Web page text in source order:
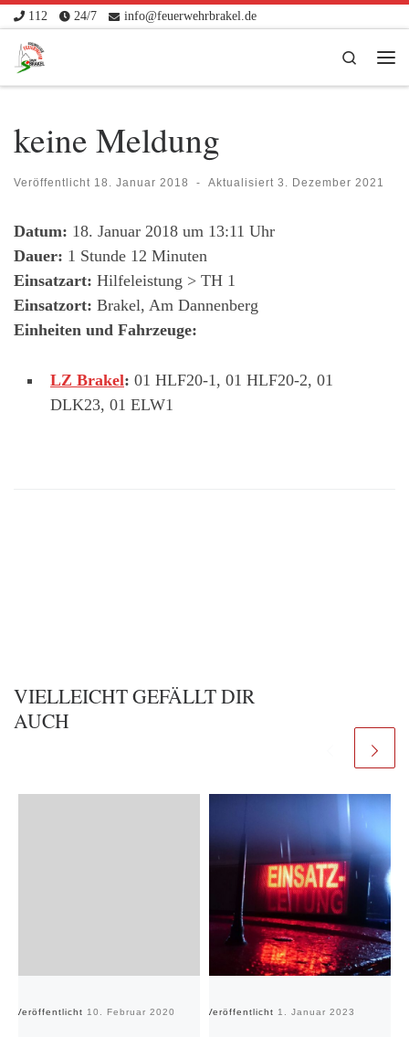
Zum Inhalt springen
112 24/7 info@feuerwehrbrakel.de
Search
keine Meldung
Veröffentlicht 18. Januar 2018 - Aktualisiert 3. Dezember 2021
Datum: 18. Januar 2018 um 13:11 Uhr
Dauer: 1 Stunde 12 Minuten
Einsatzart: Hilfeleistung > TH 1
Einsatzort: Brakel, Am Dannenberg
Einheiten und Fahrzeuge:
LZ Brakel: 01 HLF20-1, 01 HLF20-2, 01
DLK23, 01 ELW1
VIELLEICHT GEFÄLLT DIR
AUCH
Veröffentlicht 10. Februar 2020 Veröffentlicht 1. Januar 2023